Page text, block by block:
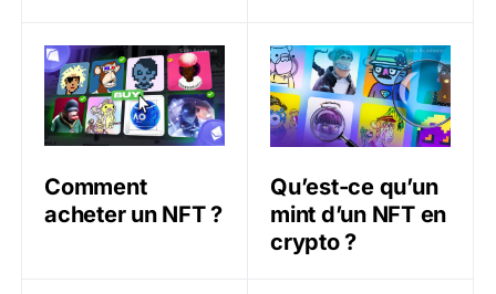
Comment acheter un NFT ?
Comment
acheter un NFT ?
Qu’est-ce qu’un mint d’un
Qu’est-ce qu’un
mint d’un NFT en
crypto ?